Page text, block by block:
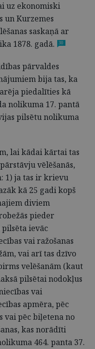
uz ekonomiski
un Kurzemes
saskaņā ar
1878. gadā.
30
pārvaldes
bija tas, ka
piedalīties kā
nolikuma 17. pantā
pilsētu nolikuma
lai kādai kārtai tas
vēlēšanās,
1) ja tas ir krievu
kā 25 gadi kopš
diviem
pieder
ievāc
vai ražošanas
vai arī tas dzīvo
velēšanām (kaut
pilsētai nodokļus
vai
apmēra, pēc
vai pēc biļetena no
kas norādīti
464. panta 37.